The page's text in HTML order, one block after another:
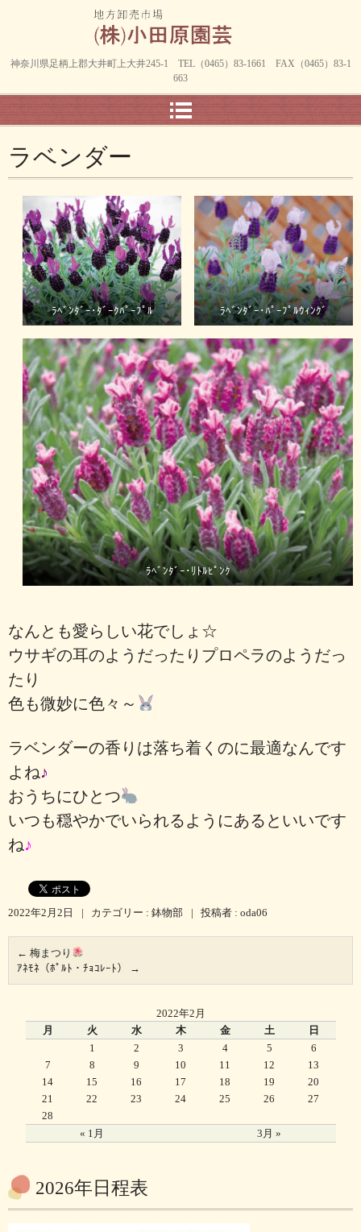
神奈川県足柄上郡大井町上大井245-1 TEL（0465）83-1661 FAX（0465）83-1
663
ラベンダー
ﾗﾍﾞﾝﾀﾞｰ･ﾀﾞｰｸﾊﾟｰﾌﾟﾙ ﾗﾍﾞﾝﾀﾞｰ･ﾊﾟｰﾌﾟﾙｳｨﾝｸﾞ
ﾗﾍﾞﾝﾀﾞｰ･ﾘﾄﾙﾋﾟﾝｸ
なんとも愛らしい花でしょ☆
ウサギの耳のようだったりプロペラのようだっ
たり
色も微妙に色々～
ラベンダーの香りは落ち着くのに最適なんです
よね♪
おうちにひとつ
いつも穏やかでいられるようにあるといいです
ね♪
2022年2月2日 | カテゴリー : 鉢物部 | 投稿者 : oda06
← 梅まつり
ｱﾈﾓﾈ（ﾎﾟﾙﾄ・ﾁｮｺﾚｰﾄ）
→
2022年2月
月
火 水 木 金 土 日
« 1月 3月 »
1 2 3 4 5
6
7
8 9 10 11 12
13
14
15 16 17 18 19
20
21
22 23 24 25 26
27
28
2026年日程表